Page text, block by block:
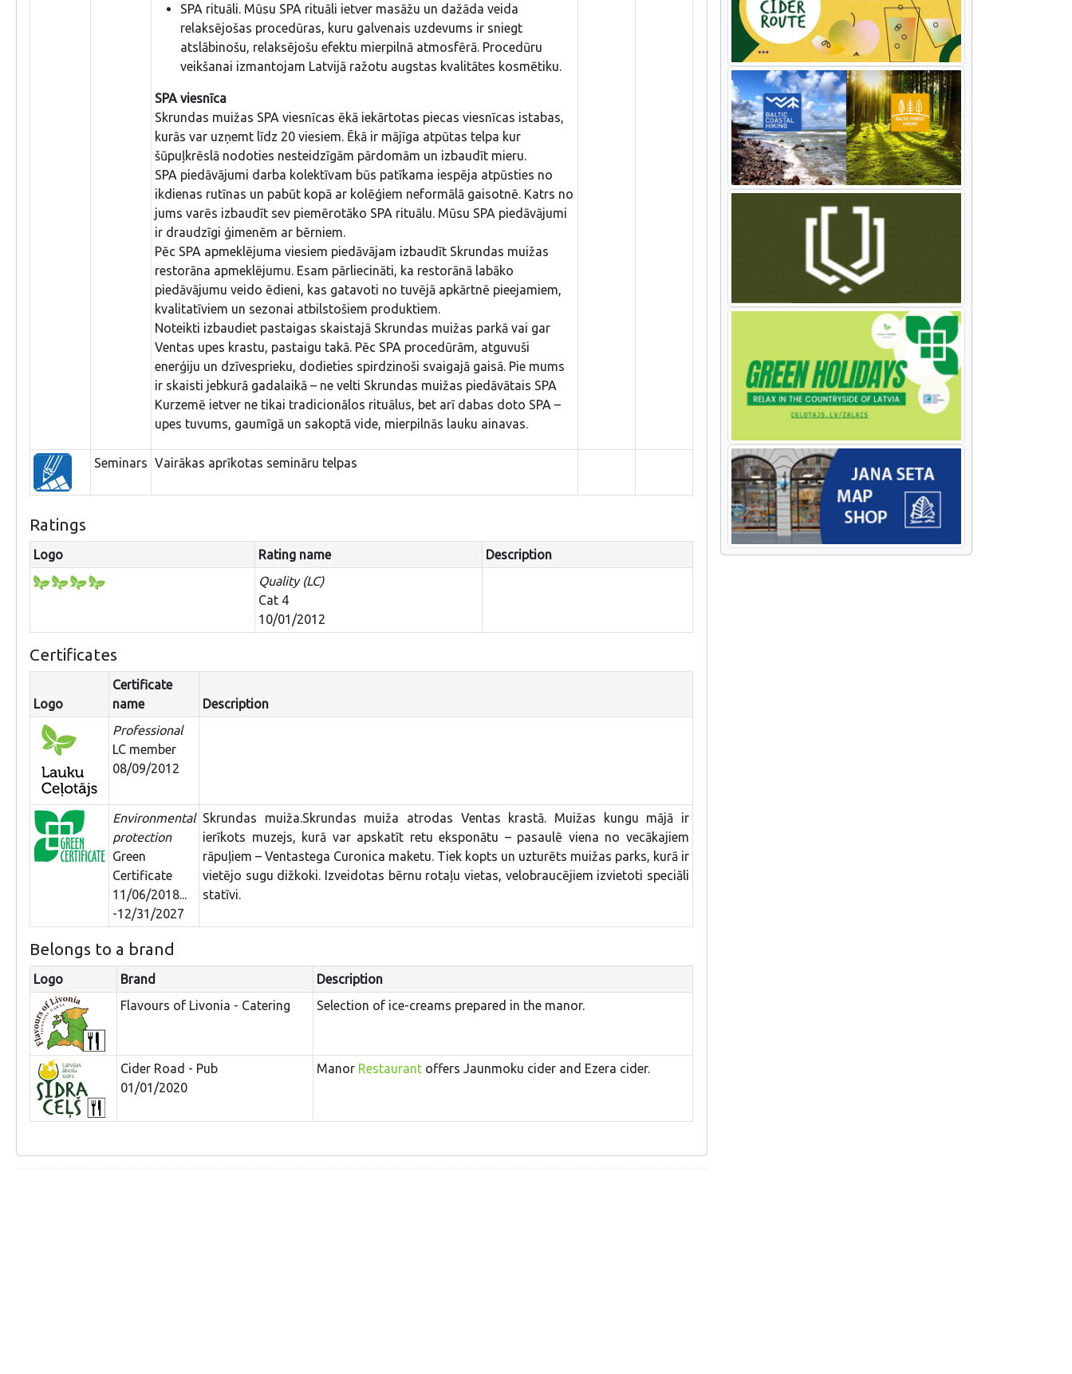
SPA rituāli. Mūsu SPA rituāli ietver masāžu un dažāda veida
relaksējošas procedūras, kuru galvenais uzdevums ir sniegt
atslābinošu, relaksējošu efektu mierpilnā atmosfērā. Procedūru
veikšanai izmantojam Latvijā ražotu augstas kvalitātes kosmētiku.
SPA viesnīca
Skrundas muižas SPA viesnīcas ēkā iekārtotas piecas viesnīcas istabas,
kurās var uzņemt līdz 20 viesiem. Ēkā ir mājīga atpūtas telpa kur
šūpuļkrēslā nodoties nesteidzīgām pārdomām un izbaudīt mieru.
SPA piedāvājumi darba kolektīvam būs patīkama iespēja atpūsties no
ikdienas rutīnas un pabūt kopā ar kolēģiem neformālā gaisotnē. Katrs no
jums varēs izbaudīt sev piemērotāko SPA rituālu. Mūsu SPA piedāvājumi
ir draudzīgi ģimenēm ar bērniem.
Pēc SPA apmeklējuma viesiem piedāvājam izbaudīt Skrundas muižas
restorāna apmeklējumu. Esam pārliecināti, ka restorānā labāko
piedāvājumu veido ēdieni, kas gatavoti no tuvējā apkārtnē pieejamiem,
kvalitatīviem un sezonai atbilstošiem produktiem.
Noteikti izbaudiet pastaigas skaistajā Skrundas muižas parkā vai gar
Ventas upes krastu, pastaigu takā. Pēc SPA procedūrām, atguvuši
enerģiju un dzīvesprieku, dodieties spirdzinoši svaigajā gaisā. Pie mums
ir skaisti jebkurā gadalaikā – ne velti Skrundas muižas piedāvātais SPA
Kurzemē ietver ne tikai tradicionālos rituālus, bet arī dabas doto SPA –
upes tuvums, gaumīgā un sakoptā vide, mierpilnās lauku ainavas.
Seminars Vairākas aprīkotas semināru telpas
Ratings
Logo Rating name
Description
Quality (LC)
Cat 4
10/01/2012
Certificates
Logo
Certificate
name
Description
Professional
LC member
08/09/2012
Environmental
protection
Green
Certificate
11/06/2018...
-12/31/2027
Skrundas muiža.Skrundas muiža atrodas Ventas krastā. Muižas kungu mājā ir
ierīkots muzejs, kurā var apskatīt retu eksponātu – pasaulē viena no vecākajiem
rāpuļiem – Ventastega Curonica maketu. Tiek kopts un uzturēts muižas parks, kurā ir
vietējo sugu dižkoki. Izveidotas bērnu rotaļu vietas, velobraucējiem izvietoti speciāli
statīvi.
Belongs to a brand
Logo Brand
Description
Flavours of Livonia - Catering
Selection of ice-creams prepared in the manor.
Cider Road - Pub
01/01/2020
Manor Restaurant offers Jaunmoku cider and Ezera cider.